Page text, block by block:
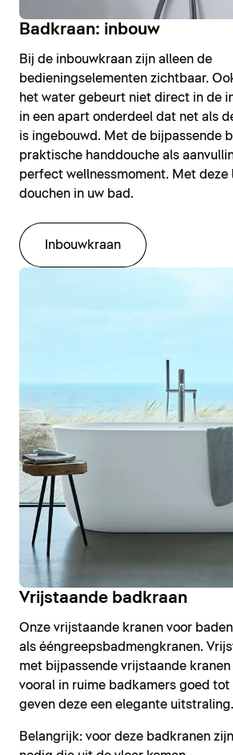
Badkraan: inbouw
Bij de inbouwkraan zijn alleen de
bedieningselementen zichtbaar.
het water gebeurt niet direct in de
in een apart onderdeel dat net als
is ingebouwd. Met de bijpassende
praktische handdouche als
perfect wellnessmoment. Met deze
douchen in uw bad.
Inbouwkraan
Vrijstaande badkraan
Onze vrijstaande kranen voor
als ééngreepsbadmengkranen.
met bijpassende vrijstaande
vooral in ruime badkamers goed tot
geven deze een elegante uitstraling.
Belangrijk: voor deze badkranen